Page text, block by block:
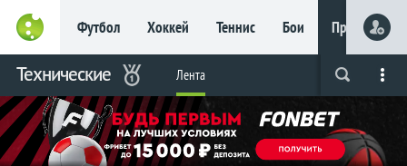
Футбол Хоккей Теннис Бои Прочие
Live Вся лента Букмекеры
Технические Лента
Главное
Фрибет
до 15
000 ₽
Новым
игрокам, без
условий